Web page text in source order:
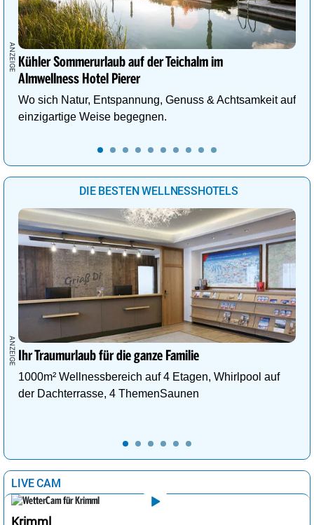
Kühler Sommerurlaub auf der Teichalm im
Almwellness Hotel Pierer
Wo sich Natur, Entspannung, Genuss & Achtsamkeit auf
einzigartige Weise begegnen.
DIE BESTEN WELLNESSHOTELS
Ihr Traumurlaub für die ganze Familie
1000m² Wellnessbereich auf 4 Etagen, Whirlpool auf
der Dachterrasse, 4 ThemenSaunen
LIVE CAM
Krimml